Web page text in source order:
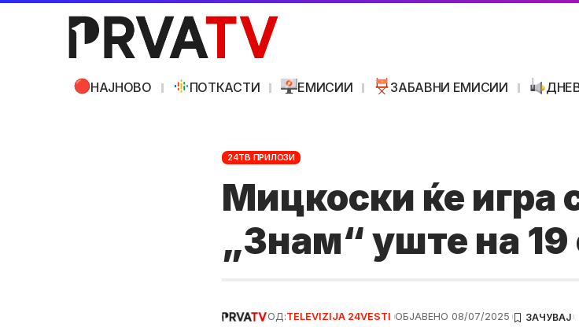
НАЈНОВО ПОТКАСТИ ЕМИСИИ ЗАБАВНИ ЕМИСИИ
24ТВ ПРИЛОЗИ
Мицкоски ќе игра
„Знам“ уште на
ОД:TELEVIZIJA 24VESTI ОБЈАВЕНО 08/07/2025